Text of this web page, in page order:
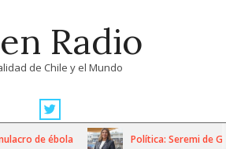
Radio
de Chile y el Mundo
de ébola Política: Seremi de